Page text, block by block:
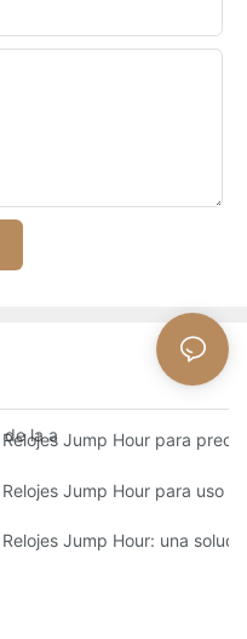
la aviación: funcionalidad
Relojes Jump Hour para
aventureros y
Relojes Jump Hour para uso
con relojes Jump Hour
Relojes Jump Hour: una